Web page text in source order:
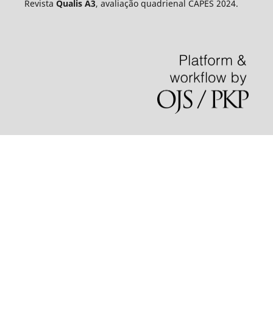
Revista Qualis A3, avaliação quadrienal CAPES 2024.